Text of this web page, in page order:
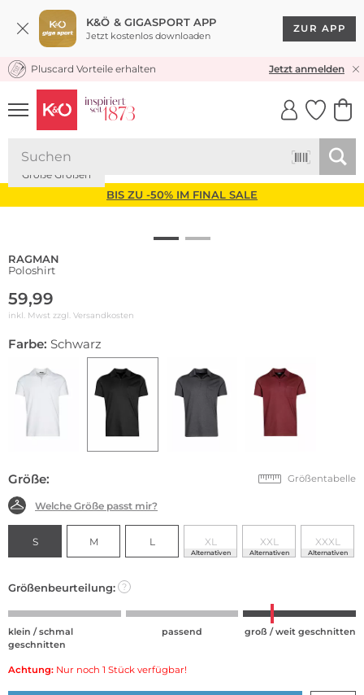
K&Ö & GIGASPORT APP
Jetzt kostenlos downloaden
ZUR APP
KOSTENLOSER VERSAND* & RÜCKVERSAND
Pluscard Vorteile erhalten Jetzt anmelden
UNSERE APP
CLICK &
BIS ZU -50% IM FINAL SALE
Große Größen
RAGMAN
Poloshirt
59,99
inkl. Mwst zzgl. Versandkosten
Farbe: Schwarz
Größe: Größentabelle
Welche Größe passt mir?
S M L XL
Alternativen
XXL
Alternativen
XXXL
Alternativen
Größenbeurteilung: ?
klein / schmal
geschnitten
passend groß / weit geschnitten
Achtung: Nur noch 1 Stück verfügbar!